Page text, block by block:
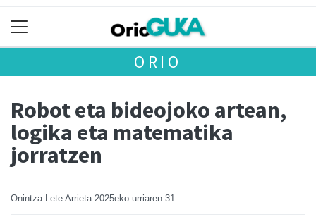
ORIO
Robot eta bideojoko artean,
logika eta matematika
jorratzen
Onintza Lete Arrieta 2025eko urriaren 31